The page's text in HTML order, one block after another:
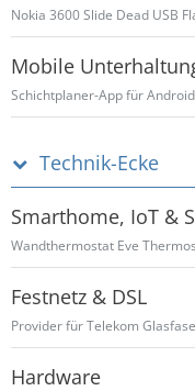
Nokia 3600 Slide Dead USB
Mobile
Schichtplaner-App für
Technik-Ecke
Smarthome, IoT &
Wandthermostat Eve
Festnetz & DSL
Provider für Telekom
Hardware